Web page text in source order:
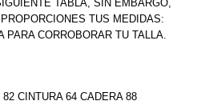
TABLA, SIN EMBARGO,
TUS MEDIDAS:
PARA CORROBORAR TU TALLA.
CINTURA 64 CADERA 88